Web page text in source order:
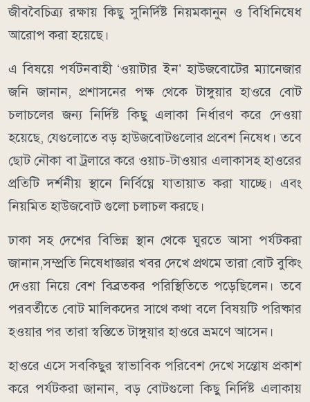
জীববৈচিত্র্য রক্ষায় কিছু সুনির্দিষ্ট নিয়মকানুন ও বিধিনিষেধ
আরোপ করা হয়েছে।
​এ বিষয়ে পর্যটনবাহী ‘ওয়াটার ইন’ হাউজবোটের ম্যানেজার
জনি জানান, প্রশাসনের পক্ষ থেকে টাঙ্গুয়ার হাওরে বোট
চলাচলের জন্য নির্দিষ্ট কিছু এলাকা নির্ধারণ করে দেওয়া
হয়েছে, যেগুলোতে বড় হাউজবোটগুলোর প্রবেশ নিষেধ। তবে
ছোট নৌকা বা ট্রলারে করে ওয়াচ-টাওয়ার এলাকাসহ হাওরের
প্রতিটি দর্শনীয় স্থানে নির্বিঘ্নে যাতায়াত করা যাচ্ছে। এবং
নিয়মিত হাউজবোট গুলো চলাচল করছে।
​ঢাকা সহ দেশের বিভিন্ন স্থান থেকে ঘুরতে আসা পর্যটকরা
জানান,সম্প্রতি নিষেধাজ্ঞার খবর দেখে প্রথমে তারা বোট বুকিং
দেওয়া নিয়ে বেশ বিব্রতকর পরিস্থিতিতে পড়েছিলেন। তবে
পরবর্তীতে বোট মালিকদের সাথে কথা বলে বিষয়টি পরিষ্কার
হওয়ার পর তারা স্বস্তিতে টাঙ্গুয়ার হাওরে ভ্রমণে আসেন।
​হাওরে এসে সবকিছুর স্বাভাবিক পরিবেশ দেখে সন্তোষ প্রকাশ
করে পর্যটকরা জানান, বড় বোটগুলো কিছু নির্দিষ্ট এলাকায়